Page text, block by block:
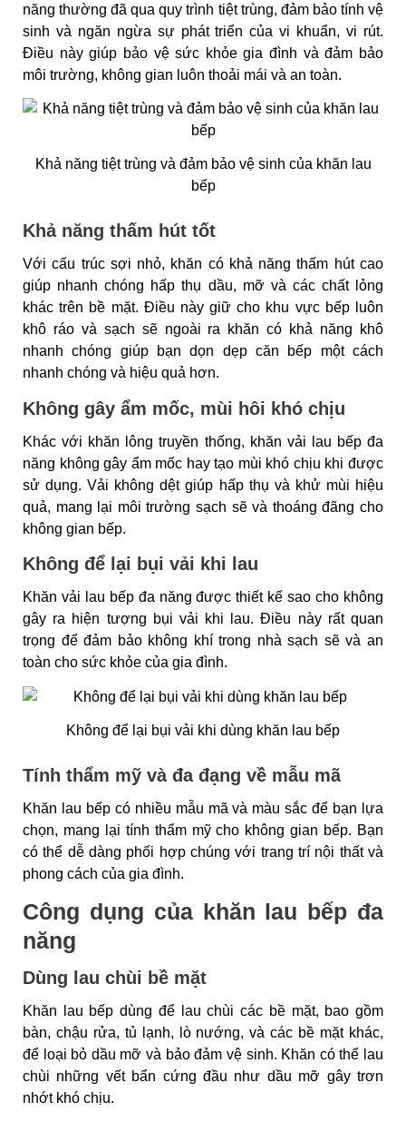
năng thường đã qua quy trình tiệt trùng, đảm bảo tính vệ
sinh và ngăn ngừa sự phát triển của vi khuẩn, vi rút.
Điều này giúp bảo vệ sức khỏe gia đình và đảm bảo
môi trường, không gian luôn thoải mái và an toàn.
Khả năng tiệt trùng và đảm bảo vệ sinh của khăn lau
bếp
Khả năng thấm hút tốt
Với cấu trúc sợi nhỏ, khăn có khả năng thấm hút cao
giúp nhanh chóng hấp thụ dầu, mỡ và các chất lỏng
khác trên bề mặt. Điều này giữ cho khu vực bếp luôn
khô ráo và sạch sẽ ngoài ra khăn có khả năng khô
nhanh chóng giúp bạn dọn dẹp căn bếp một cách
nhanh chóng và hiệu quả hơn.
Không gây ẩm mốc, mùi hôi khó chịu
Khác với khăn lông truyền thống, khăn vải lau bếp đa
năng không gây ẩm mốc hay tạo mùi khó chịu khi được
sử dụng. Vải không dệt giúp hấp thụ và khử mùi hiệu
quả, mang lại môi trường sạch sẽ và thoáng đãng cho
không gian bếp.
Không để lại bụi vải khi lau
Khăn vải lau bếp đa năng được thiết kế sao cho không
gây ra hiện tượng bụi vải khi lau. Điều này rất quan
trọng để đảm bảo không khí trong nhà sạch sẽ và an
toàn cho sức khỏe của gia đình.
Không để lại bụi vải khi dùng khăn lau bếp
Tính thẩm mỹ và đa đạng về mẫu mã
Khăn lau bếp có nhiều mẫu mã và màu sắc để bạn lựa
chọn, mang lại tính thẩm mỹ cho không gian bếp. Bạn
có thể dễ dàng phối hợp chúng với trang trí nội thất và
phong cách của gia đình.
Công dụng của khăn lau bếp đa
năng
Dùng lau chùi bề mặt
Khăn lau bếp dùng để lau chùi các bề mặt, bao gồm
bàn, chậu rửa, tủ lạnh, lò nướng, và các bề mặt khác,
để loại bỏ dầu mỡ và bảo đảm vệ sinh. Khăn có thể lau
chùi những vết bẩn cứng đầu như dầu mỡ gây trơn
nhớt khó chịu.